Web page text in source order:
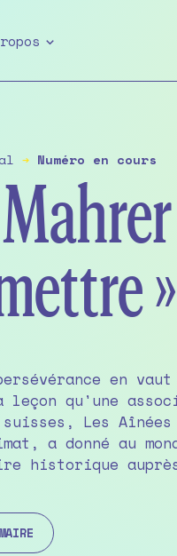
➔ Numéro en cours
»
en
leçon qu'une
suisses, Les
a donné au
historique
des droits
Huit ans de
l'inaction